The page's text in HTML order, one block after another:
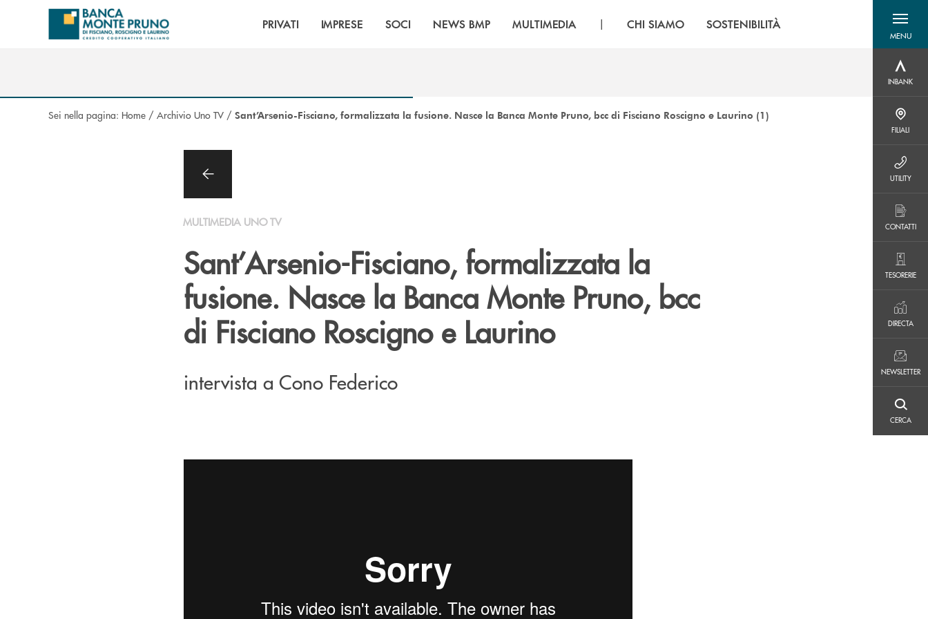
Salta al contenuto principale
PRIVATI IMPRESE SOCI NEWS BMP MULTIMEDIA | CHI SIAMO SOSTENIBILITÀ
MENU
menu
INBANK
FILIALI
UTILITY
CONTATTI
TESORERIE
DIRECTA
NEWSLETTER
CERCA
Sei nella pagina: Home / Archivio Uno TV / Sant’Arsenio-Fisciano, formalizzata la fusione. Nasce la Banca Monte Pruno, bcc di Fisciano Roscigno e Laurino (1)
MULTIMEDIA UNO TV
Sant’Arsenio-Fisciano, formalizzata la
fusione. Nasce la Banca Monte Pruno, bcc
di Fisciano Roscigno e Laurino
intervista a Cono Federico